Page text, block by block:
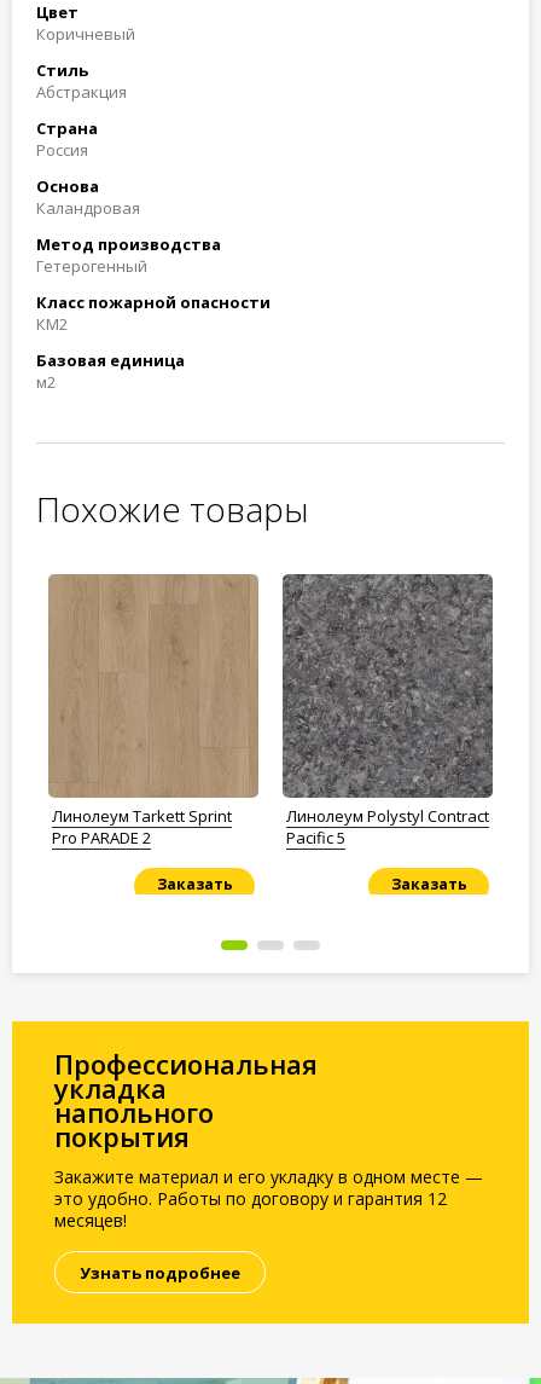
Цвет
Коричневый
Стиль
Абстракция
Страна
Россия
Основа
Каландровая
Метод производства
Гетерогенный
Класс пожарной опасности
КМ2
Базовая единица
м2
Похожие товары
Линолеум Tarkett Sprint
Pro PARADE 2
Заказать
Линолеум Polystyl Contract
Pacific 5
Заказать
Профессиональная
укладка
напольного
покрытия
Закажите материал и его укладку в одном месте —
это удобно. Работы по договору и гарантия 12
месяцев!
Узнать подробнее